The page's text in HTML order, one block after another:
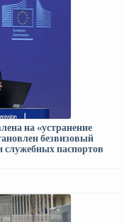
на «устранение
безвизовый
служебных паспортов